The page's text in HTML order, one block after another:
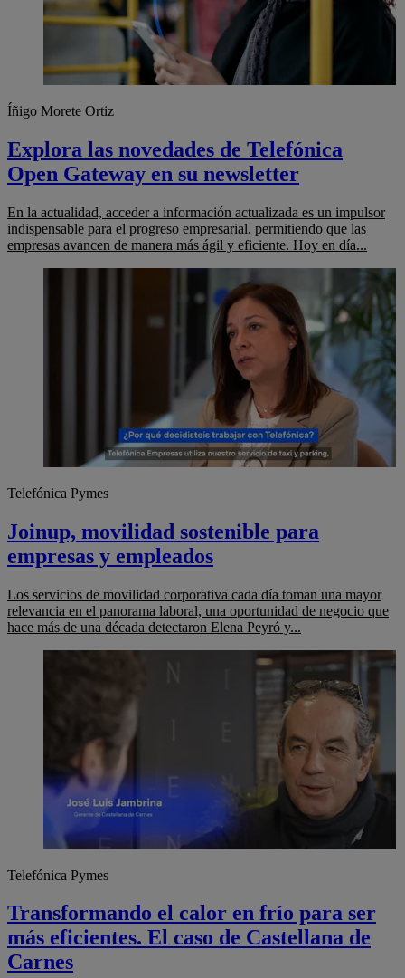
Íñigo Morete Ortiz
Explora las novedades de Telefónica
Open Gateway en su newsletter
En la actualidad, acceder a información actualizada es un impulsor
indispensable para el progreso empresarial, permitiendo que las
empresas avancen de manera más ágil y eficiente. Hoy en día...
Telefónica Pymes
Joinup, movilidad sostenible para
empresas y empleados
Los servicios de movilidad corporativa cada día toman una mayor
relevancia en el panorama laboral, una oportunidad de negocio que
hace más de una década detectaron Elena Peyró y...
Telefónica Pymes
Transformando el calor en frío para ser
más eficientes. El caso de Castellana de
Carnes